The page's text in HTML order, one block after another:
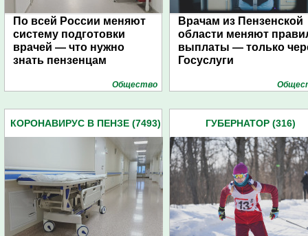
По всей России меняют
систему подготовки
врачей — что нужно
знать пензенцам
Общество
Врачам из Пензенской
области меняют
выплаты — только
Госуслуги
КОРОНАВИРУС В ПЕНЗЕ (7493) ГУБЕРНАТОР (316)